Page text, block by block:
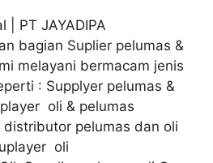
| PT JAYADIPA
bagian Suplier pelumas &
melayani bermacam jenis
: Supplyer pelumas &
oli & pelumas
distributor pelumas dan oli
oli